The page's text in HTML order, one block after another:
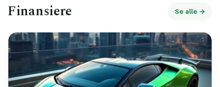
Finansiere Se alle →